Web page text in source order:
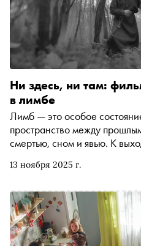
13 ноября 2025 г.
Ни здесь, ни там:
в лимбе
Лимб — это особое
пространство между
смертью, сном и явью. К
промежуточном месте,
отражающих концепцию